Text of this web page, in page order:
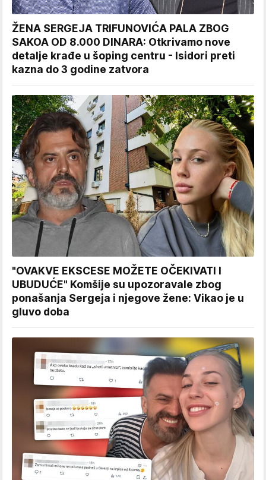
ŽENA SERGEJA TRIFUNOVIĆA PALA ZBOG
SAKOA OD 8.000 DINARA: Otkrivamo nove
detalje krađe u šoping centru - Isidori preti
kazna do 3 godine zatvora
"OVAKVE EKSCESE MOŽETE OČEKIVATI I
UBUDUĆE" Komšije su upozoravale zbog
ponašanja Sergeja i njegove žene: Vikao je u
gluvo doba